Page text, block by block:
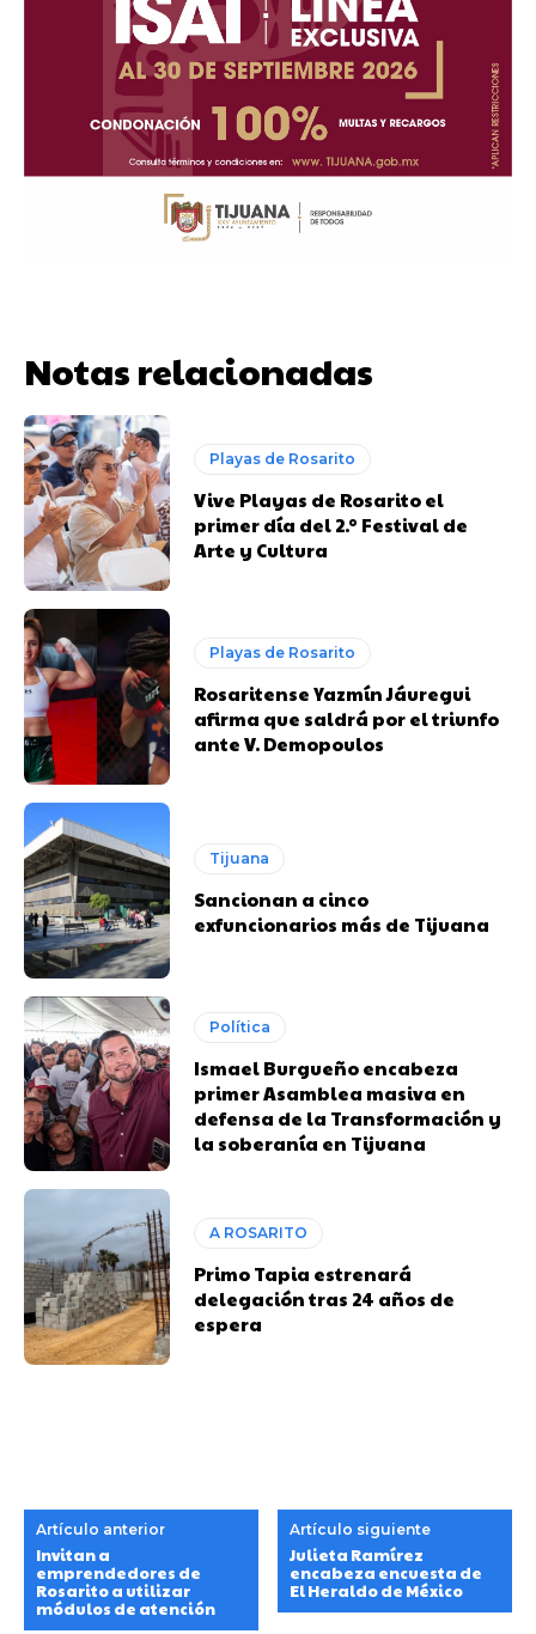
Notas relacionadas
Playas de Rosarito
Vive Playas de Rosarito el
primer día del 2.º Festival de
Arte y Cultura
Playas de Rosarito
Rosaritense Yazmín Jáuregui
afirma que saldrá por el triunfo
ante V. Demopoulos
Tijuana
Sancionan a cinco
exfuncionarios más de Tijuana
Política
Ismael Burgueño encabeza
primer Asamblea masiva en
defensa de la Transformación y
la soberanía en Tijuana
A ROSARITO
Primo Tapia estrenará
delegación tras 24 años de
espera
Artículo anterior
Invitan a
emprendedores de
Rosarito a utilizar
módulos de atención
Artículo siguiente
Julieta Ramírez
encabeza encuesta de
El Heraldo de México